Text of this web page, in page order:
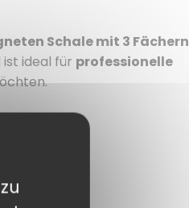
Schale mit 3 Fächern
ideal für professionelle